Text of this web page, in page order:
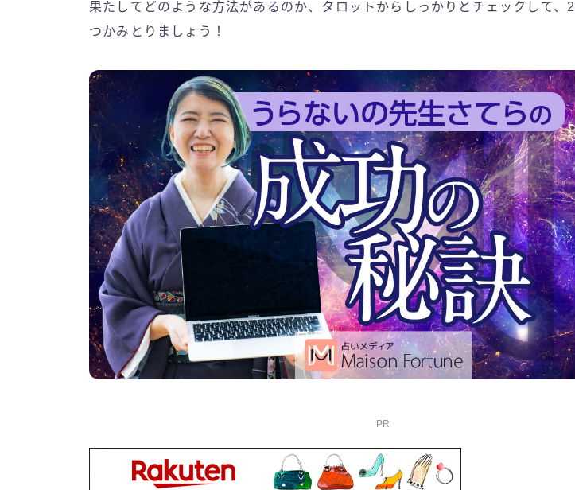
果たしてどのような方法があるのか、タロットからしっかりとチェックして、
つかみとりましょう！
PR